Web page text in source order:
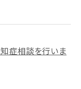
症相談を行いま